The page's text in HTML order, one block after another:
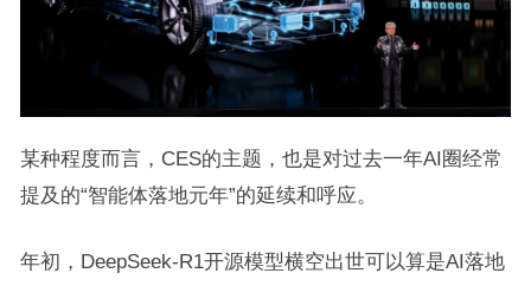
某种程度而言，CES的主题，也是对过去一年AI圈经常
提及的“智能体落地元年”的延续和呼应。
年初，DeepSeek-R1开源模型横空出世可以算是AI落地